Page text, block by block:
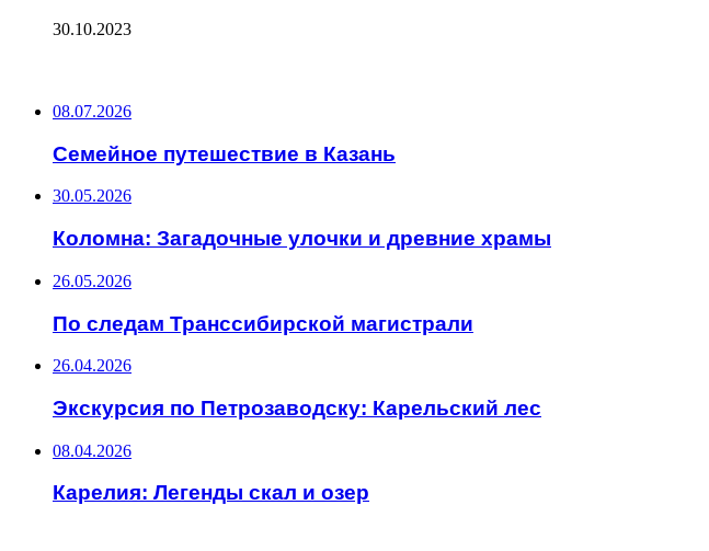
30.10.2023
08.07.2026
Семейное путешествие в Казань
30.05.2026
Коломна: Загадочные улочки и древние храмы
26.05.2026
По следам Транссибирской магистрали
26.04.2026
Экскурсия по Петрозаводску: Карельский лес
08.04.2026
Карелия: Легенды скал и озер